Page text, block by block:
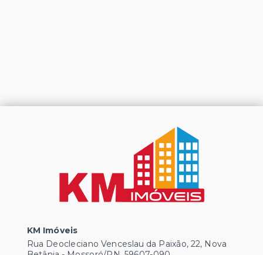
KM Imóveis
Rua Deocleciano Venceslau da Paixão, 22, Nova